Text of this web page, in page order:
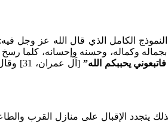
الكامل الذي قال الله عز وجل فيه:
بجماله وكماله، وحسنه وإحسانه، كلما رسخ
يحببكم الله” [اَل عمران، 31] وقال تعالى:
الإقبال على منازل القرب